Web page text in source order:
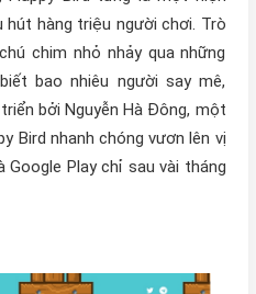
hàng triệu người chơi. Trò
chim nhỏ nhảy qua những
bao nhiêu người say mê,
bởi Nguyễn Hà Đông, một
Bird nhanh chóng vươn lên vị
Play chỉ sau vài tháng